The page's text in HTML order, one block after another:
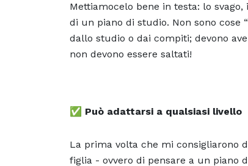
Mettiamocelo bene in testa: lo
di un piano di studio. Non sono cose
dallo studio o dai compiti; devono
non devono essere saltati!
✅ Può adattarsi a qualsiasi livello
La prima volta che mi consigliarono
figlia - ovvero di pensare a un piano